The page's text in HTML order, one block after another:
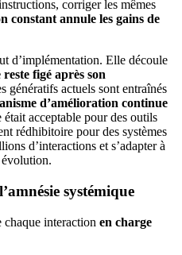
corriger les mêmes
constant annule les gains de
d’implémentation. Elle découle
figé après son
génératifs actuels sont entraînés
d’amélioration continue
acceptable pour des outils
rédhibitoire pour des systèmes
d’interactions et s’adapter à
évolution.
systémique
chaque interaction en charge